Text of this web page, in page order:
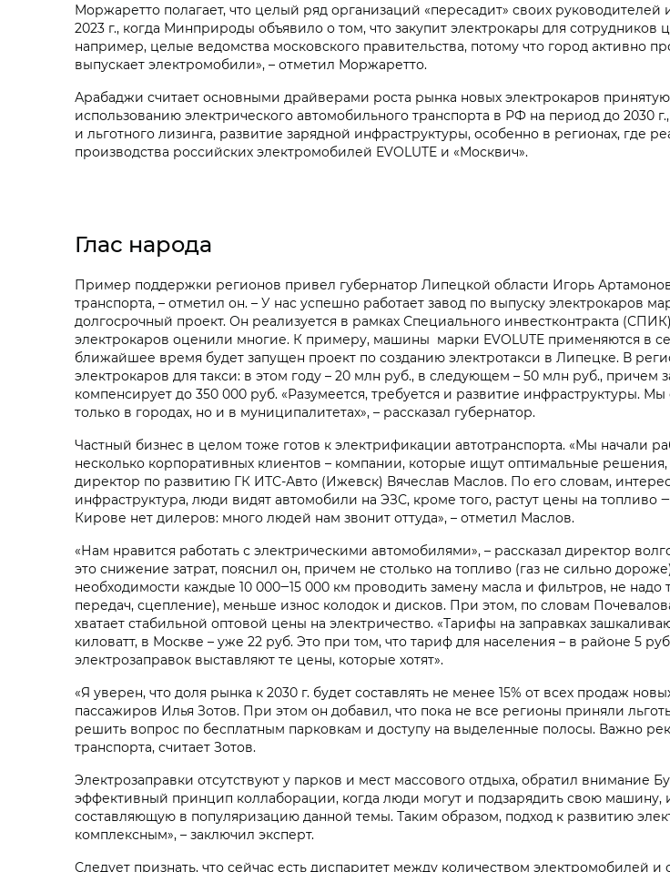
Моржаретто полагает, что целый ряд организаций «пересадит» своих
2023 г., когда Минприроды объявило о том, что закупит электрокары для сотрудников
например, целые ведомства московского правительства, потому что город активно
выпускает электромобили», – отметил Моржаретто.
Арабаджи считает основными драйверами роста рынка новых электрокаров
использованию электрического автомобильного транспорта в РФ на период до 2030
и льготного лизинга, развитие зарядной инфраструктуры, особенно в регионах, где
производства российских электромобилей EVOLUTE и «Москвич».
Глас народа
Пример поддержки регионов привел губернатор Липецкой области Игорь
транспорта, – отметил он. – У нас успешно работает завод по выпуску электрокаров
долгосрочный проект. Он реализуется в рамках Специального инвестконтракта
электрокаров оценили многие. К примеру, машины марки EVOLUTE применяются в
ближайшее время будет запущен проект по созданию электротакси в Липецке. В
электрокаров для такси: в этом году – 20 млн руб., в следующем – 50 млн руб., причем
компенсирует до 350 000 руб. «Разумеется, требуется и развитие инфраструктуры.
только в городах, но и в муниципалитетах», – рассказал губернатор.
Частный бизнес в целом тоже готов к электрификации автотранспорта. «Мы начали
несколько корпоративных клиентов – компании, которые ищут оптимальные
директор по развитию ГК ИТС-Авто (Ижевск) Вячеслав Маслов. По его словам,
инфраструктура, люди видят автомобили на ЭЗС, кроме того, растут цены на топливо
Кирове нет дилеров: много людей нам звонит оттуда», – отметил Маслов.
«Нам нравится работать с электрическими автомобилями», – рассказал директор
это снижение затрат, пояснил он, причем не столько на топливо (газ не сильно
необходимости каждые 10 000‒15 000 км проводить замену масла и фильтров, не
передач, сцепление), меньше износ колодок и дисков. При этом, по словам
хватает стабильной оптовой цены на электричество. «Тарифы на заправках
киловатт, в Москве – уже 22 руб. Это при том, что тариф для населения – в районе 5
электрозаправок выставляют те цены, которые хотят».
«Я уверен, что доля рынка к 2030 г. будет составлять не менее 15% от всех продаж
пассажиров Илья Зотов. При этом он добавил, что пока не все регионы приняли
решить вопрос по бесплатным парковкам и доступу на выделенные полосы. Важно
транспорта, считает Зотов.
Электрозаправки отсутствуют у парков и мест массового отдыха, обратил внимание
эффективный принцип коллаборации, когда люди могут и подзарядить свою машину,
составляющую в популяризацию данной темы. Таким образом, подход к развитию
комплексным», – заключил эксперт.
Следует признать, что сейчас есть диспаритет между количеством электромобилей